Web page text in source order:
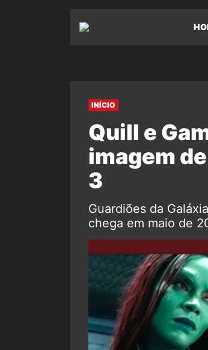
INÍCIO
Quill e
imagem
3
Guardiões da
chega em maio de